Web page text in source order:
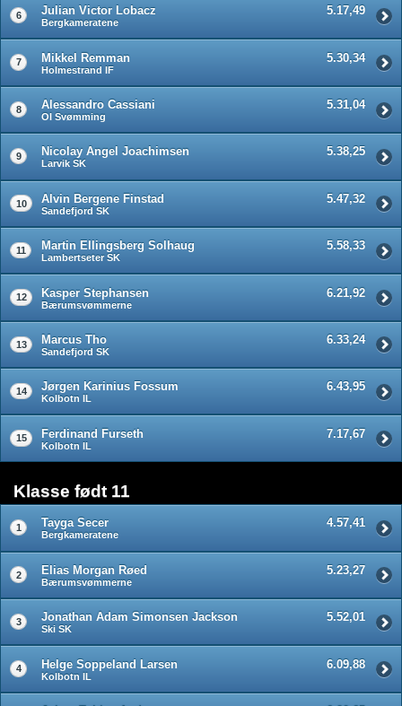
6 Julian Victor Lobacz
Bergkameratene
5.17,49
7 Mikkel Remman
Holmestrand IF
5.30,34
8 Alessandro Cassiani
OI Svømming
5.31,04
9 Nicolay Angel Joachimsen
Larvik SK
5.38,25
10 Alvin Bergene Finstad
Sandefjord SK
5.47,32
11 Martin Ellingsberg Solhaug
Lambertseter SK
5.58,33
12 Kasper Stephansen
Bærumsvømmerne
6.21,92
13 Marcus Tho
Sandefjord SK
6.33,24
14 Jørgen Karinius Fossum
Kolbotn IL
6.43,95
15 Ferdinand Furseth
Kolbotn IL
7.17,67
Klasse født 11
1 Tayga Secer
Bergkameratene
4.57,41
2 Elias Morgan Røed
Bærumsvømmerne
5.23,27
3 Jonathan Adam Simonsen Jackson
Ski SK
5.52,01
4 Helge Soppeland Larsen
Kolbotn IL
6.09,88